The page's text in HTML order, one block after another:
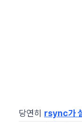
당연히 rsync가